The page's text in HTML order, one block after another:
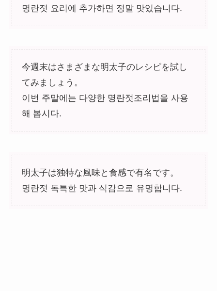
명란젓 요리에 추가하면 정말 맛있습니다.
今週末はさまざまな明太子のレシピを試し
てみましょう。
이번 주말에는 다양한 명란젓조리법을 사용
해 봅시다.
明太子は独特な風味と食感で有名です。
명란젓 독특한 맛과 식감으로 유명합니다.